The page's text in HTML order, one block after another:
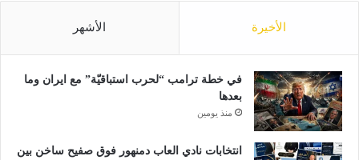
الأخيرة الأشهر
في خطة ترامب “لحرب استباقيّة” مع ايران وما
بعدها
منذ يومين
انتخابات نادي العاب دمنهور فوق صفيح ساخن بين